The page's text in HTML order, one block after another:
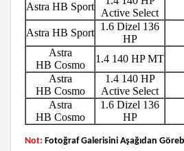
Astra HB Sport
Active Select
Astra HB Sport
1.6 Dizel 136
HP
Astra
HB Cosmo
1.4 140 HP MT
Astra
HB Cosmo
1.4 140 HP
Active Select
Astra
HB Cosmo
1.6 Dizel 136
HP
Not: Fotoğraf Galerisini Aşağıdan